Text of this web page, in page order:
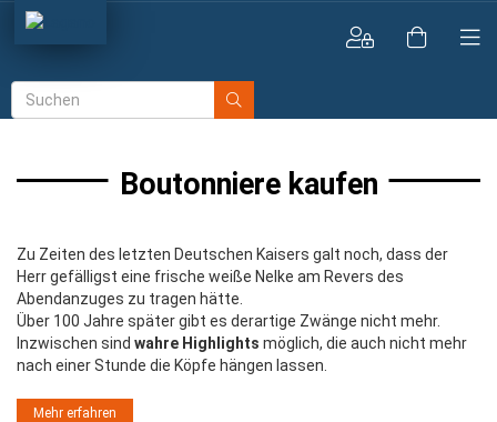
Boutonniere kaufen
Zu Zeiten des letzten Deutschen Kaisers galt noch, dass der
Herr gefälligst eine frische weiße Nelke am Revers des
Abendanzuges zu tragen hätte.
Über 100 Jahre später gibt es derartige Zwänge nicht mehr.
Inzwischen sind wahre Highlights möglich, die auch nicht mehr
nach einer Stunde die Köpfe hängen lassen.
Mehr erfahren